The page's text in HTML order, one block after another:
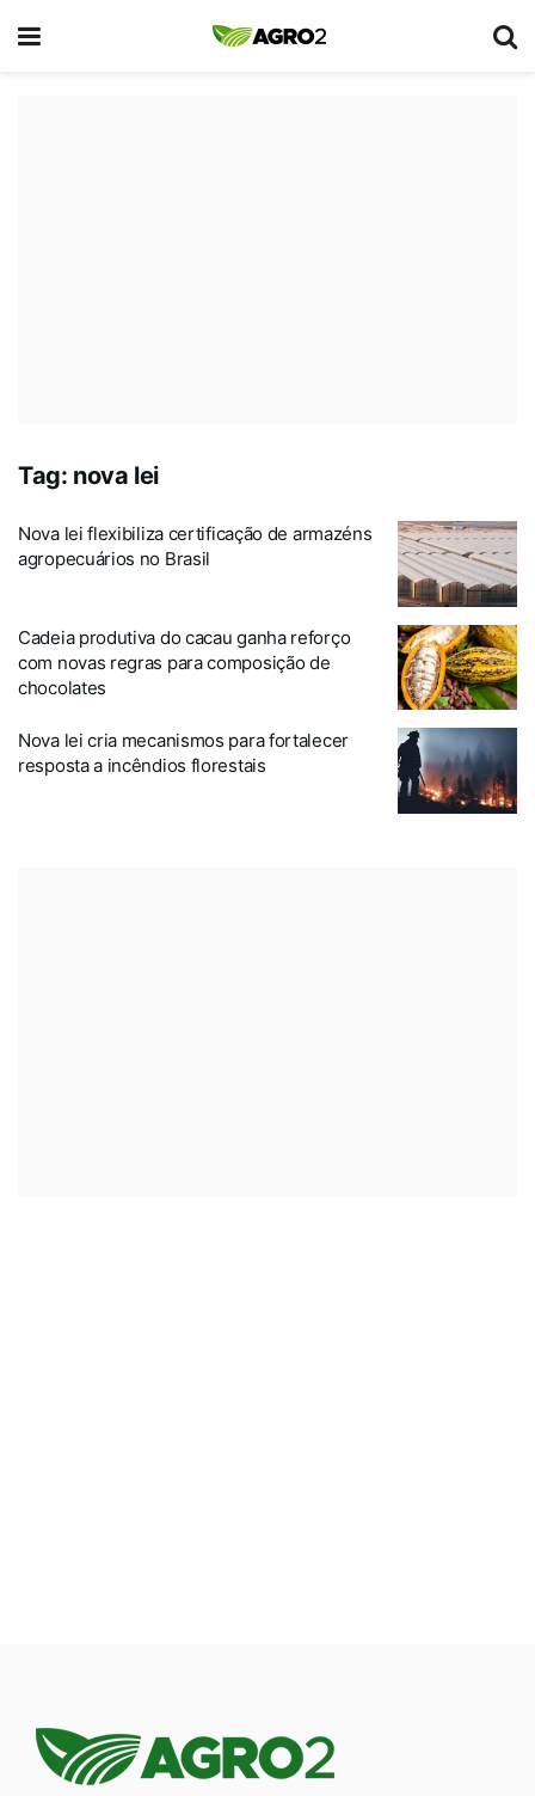
Tag: nova lei
Nova lei flexibiliza certificação de armazéns
agropecuários no Brasil
Cadeia produtiva do cacau ganha reforço
com novas regras para composição de
chocolates
Nova lei cria mecanismos para fortalecer
resposta a incêndios florestais